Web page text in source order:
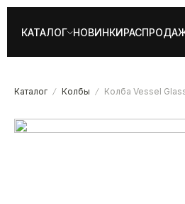
КАТАЛОГ НОВИНКИ
Каталог Колбы Колба Vessel